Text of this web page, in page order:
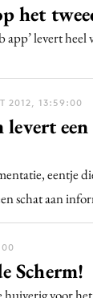
het
app’ levert heel
2012, 13:59:00
eentje
schat aan
Scherm!